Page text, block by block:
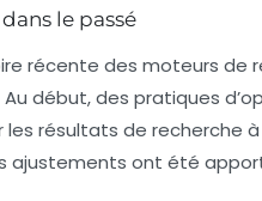
le passé
récente des moteurs
début, des pratiques
résultats de recherche
ajustements ont été